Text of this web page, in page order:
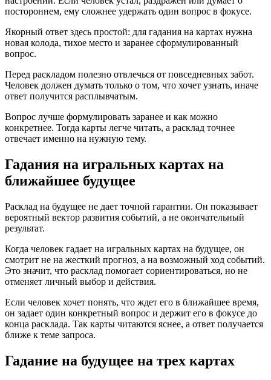
постороннем, ему сложнее удержать один вопрос в фокусе.
Якорный ответ здесь простой: для гадания на картах нужна
новая колода, тихое место и заранее сформулированный
вопрос.
Перед раскладом полезно отвлечься от повседневных забот.
Человек должен думать только о том, что хочет узнать, иначе
ответ получится расплывчатым.
Вопрос лучше формулировать заранее и как можно
конкретнее. Тогда карты легче читать, а расклад точнее
отвечает именно на нужную тему.
Гадания на игральных картах на
ближайшее будущее
Расклад на будущее не дает точной гарантии. Он показывает
вероятный вектор развития событий, а не окончательный
результат.
Когда человек гадает на игральных картах на будущее, он
смотрит не на жесткий прогноз, а на возможный ход событий.
Это значит, что расклад помогает сориентироваться, но не
отменяет личный выбор и действия.
Если человек хочет понять, что ждет его в ближайшее время,
он задает один конкретный вопрос и держит его в фокусе до
конца расклада. Так карты читаются яснее, а ответ получается
ближе к теме запроса.
Гадание на будущее на трех картах